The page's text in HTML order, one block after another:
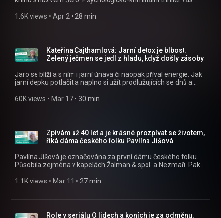
mujRozhlas.cz https://www.mujrozhlas.cz/alex-host »
Sledujte nás na Facebooku:
https://www.facebook.com/crostrednicechy
kniha vznikala a má ještě čas na fotografování? »
» Sledujte nás na Facebooku:
https://www.facebook.com/crostrednicechy
1.6K views • Apr 2 • 28 min
Kateřina Cajthamlová: Jarní detox je blbost.
Zelený ječmen se jedl z hladu, když došly zásoby
Jaro se blíží a s ním i jarní únava či naopak příval energie. Jak
jarní depku potlačit a naplno si užít prodlužujících se dnů a
Poslouchejte Alex a host jako podcast v mobilní aplikaci
https://www.facebook.com/crostrednicechy
60K views • Mar 17 • 30 min
Zpívám už 40 let a je krásné prozpívat se životem,
říká dáma českého folku Pavlína Jíšová
Pavlína Jíšová je označována za první dámu českého folku.
Působila zejména v kapelách Žalman & spol. a Nezmaři. Pak
nedávno spolu natočily album. » Poslouchejte Alex a host jako
Sledujte nás na Facebooku:
1.1K views • Mar 11 • 27 min
Role v seriálu O lidech a koních je za odměnu.